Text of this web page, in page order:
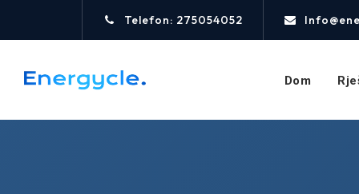
Telefon: 275054052
Dom